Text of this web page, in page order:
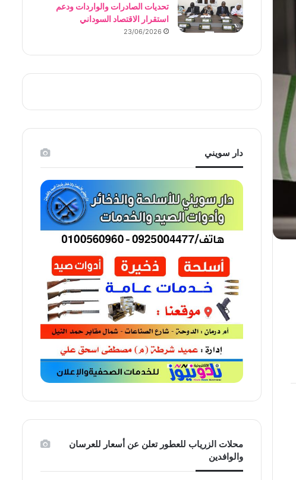
تحديات الصادرات والواردات ودعم
استقرار الاقتصاد السوداني
23/06/2026
دار سويني
محلات الزرياب للعطور تعلن عن أسعار للعرسان
والوافدين